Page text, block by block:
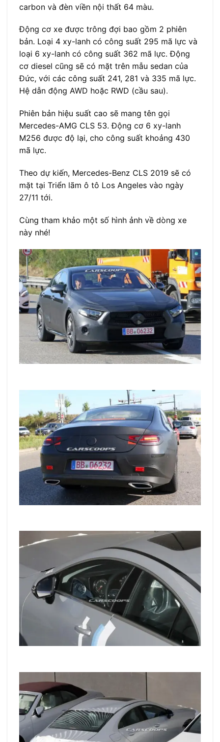
carbon và đèn viền nội thất 64 màu.
Động cơ xe được trông đợi bao gồm 2 phiên
bản. Loại 4 xy-lanh có công suất 295 mã lực và
loại 6 xy-lanh có công suất 362 mã lực. Động
cơ diesel cũng sẽ có mặt trên mẫu sedan của
Đức, với các công suất 241, 281 và 335 mã lực.
Hệ dẫn động AWD hoặc RWD (cầu sau).
Phiên bản hiệu suất cao sẽ mang tên gọi
Mercedes-AMG CLS 53. Động cơ 6 xy-lanh
M256 được độ lại, cho công suất khoảng 430
mã lực.
Theo dự kiến, Mercedes-Benz CLS 2019 sẽ có
mặt tại Triển lãm ô tô Los Angeles vào ngày
27/11 tới.
Cùng tham khảo một số hình ảnh về dòng xe
này nhé!